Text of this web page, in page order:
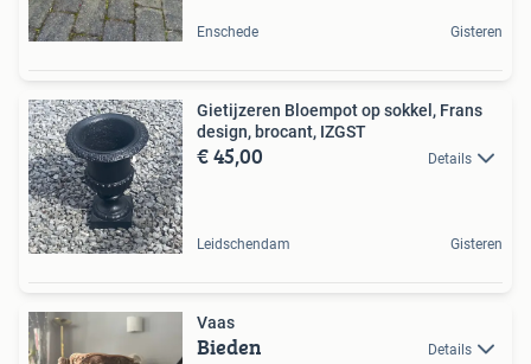
Enschede Gisteren
Gietijzeren Bloempot op sokkel, Frans
design, brocant, IZGST
€ 45,00 Details
Leidschendam Gisteren
Vaas
Bieden Details